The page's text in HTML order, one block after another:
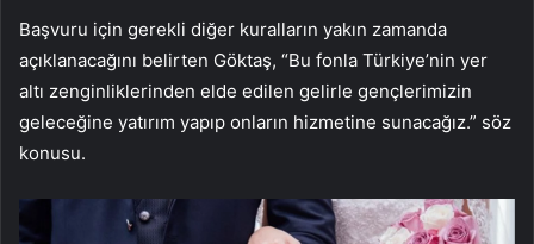
Başvuru için gerekli diğer kuralların yakın zamanda
açıklanacağını belirten Göktaş, “Bu fonla Türkiye’nin yer
altı zenginliklerinden elde edilen gelirle gençlerimizin
geleceğine yatırım yapıp onların hizmetine sunacağız.” söz
konusu.